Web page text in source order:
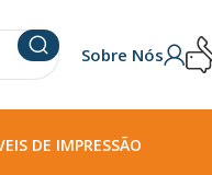
Sobre Nós
DE IMPRESSÃO